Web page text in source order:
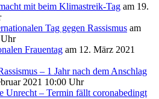
mit beim Klimastreik-Tag am 19.
Tag gegen Rassismus am
Frauentag am 12. März 2021
– 1 Jahr nach dem Anschlag
2021 10:00 Uhr
Unrecht – Termin fällt coronabedingt